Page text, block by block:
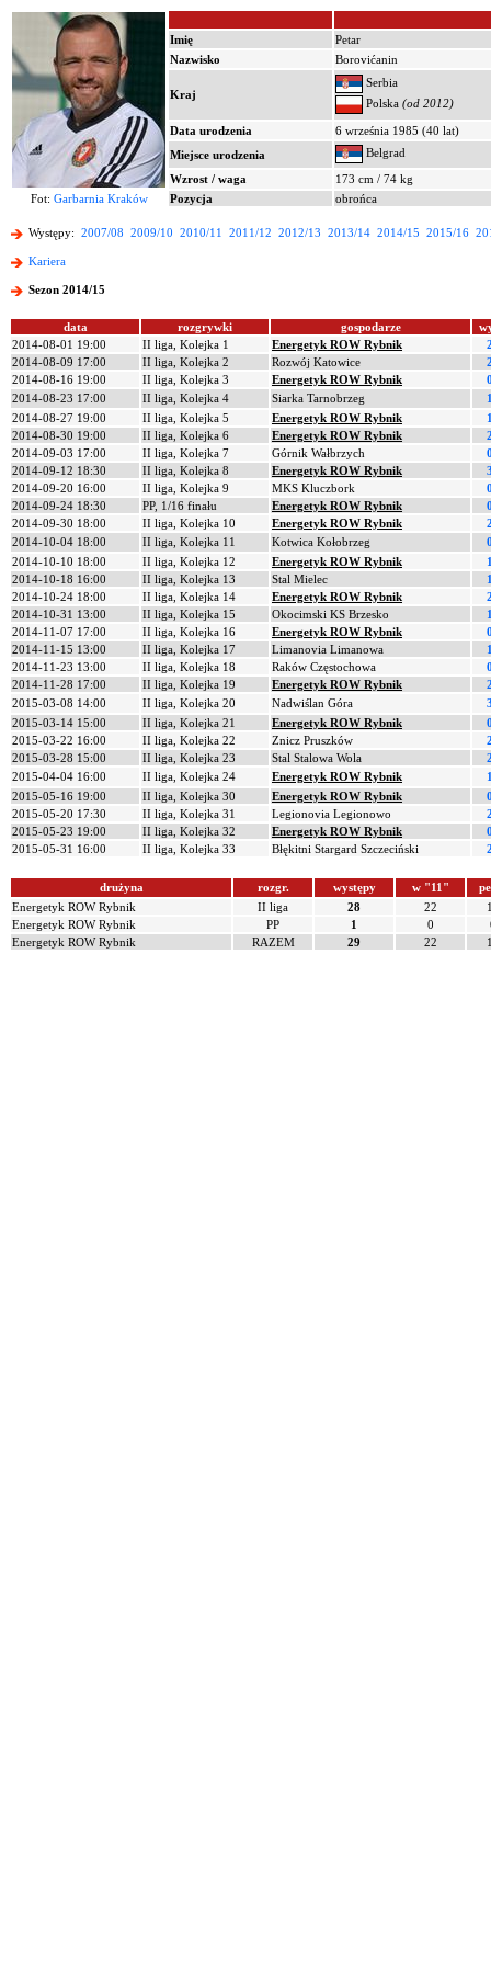
Imię
Petar
Nazwisko
Borovićanin
Kraj
Serbia
Polska (od 2012)
Data urodzenia
6 września 1985 (40 lat)
Miejsce urodzenia
Belgrad
Wzrost / waga
173 cm / 74 kg
Fot: Garbarnia Kraków Pozycja obrońca
Występy: 2007/08 2009/10 2010/11 2011/12 2012/13 2013/14 2014/15 2015/16
Kariera
Sezon 2014/15
data rozgrywki gospodarze
2014-08-01 19:00
II liga, Kolejka 1 Energetyk ROW Rybnik
2014-08-09 17:00
II liga, Kolejka 2 Rozwój Katowice
2014-08-16 19:00
II liga, Kolejka 3 Energetyk ROW Rybnik
2014-08-23 17:00
II liga, Kolejka 4 Siarka Tarnobrzeg
2014-08-27 19:00
II liga, Kolejka 5 Energetyk ROW Rybnik
2014-08-30 19:00
II liga, Kolejka 6 Energetyk ROW Rybnik
2014-09-03 17:00
II liga, Kolejka 7 Górnik Wałbrzych
2014-09-12 18:30
II liga, Kolejka 8 Energetyk ROW Rybnik
2014-09-20 16:00
II liga, Kolejka 9 MKS Kluczbork
2014-09-24 18:30
PP, 1/16 finału Energetyk ROW Rybnik
2014-09-30 18:00
II liga, Kolejka 10 Energetyk ROW Rybnik
2014-10-04 18:00
II liga, Kolejka 11 Kotwica Kołobrzeg
2014-10-10 18:00
II liga, Kolejka 12 Energetyk ROW Rybnik
2014-10-18 16:00
II liga, Kolejka 13 Stal Mielec
2014-10-24 18:00
II liga, Kolejka 14 Energetyk ROW Rybnik
2014-10-31 13:00
II liga, Kolejka 15 Okocimski KS Brzesko
2014-11-07 17:00
II liga, Kolejka 16 Energetyk ROW Rybnik
2014-11-15 13:00
II liga, Kolejka 17 Limanovia Limanowa
2014-11-23 13:00
II liga, Kolejka 18 Raków Częstochowa
2014-11-28 17:00
II liga, Kolejka 19 Energetyk ROW Rybnik
2015-03-08 14:00
II liga, Kolejka 20 Nadwiślan Góra
2015-03-14 15:00
II liga, Kolejka 21 Energetyk ROW Rybnik
2015-03-22 16:00
II liga, Kolejka 22 Znicz Pruszków
2015-03-28 15:00
II liga, Kolejka 23 Stal Stalowa Wola
2015-04-04 16:00
II liga, Kolejka 24 Energetyk ROW Rybnik
2015-05-16 19:00
II liga, Kolejka 30 Energetyk ROW Rybnik
2015-05-20 17:30
II liga, Kolejka 31 Legionovia Legionowo
2015-05-23 19:00
II liga, Kolejka 32 Energetyk ROW Rybnik
2015-05-31 16:00
II liga, Kolejka 33 Błękitni Stargard Szczeciński
drużyna rozgr. występy w "11"
Energetyk ROW Rybnik
II liga 28 22
Energetyk ROW Rybnik
PP 1 0
Energetyk ROW Rybnik
RAZEM 29 22